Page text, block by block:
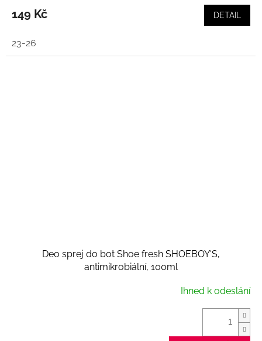
149 Kč DETAIL
23-26
Deo sprej do bot Shoe fresh SHOEBOY'S,
antimikrobiální, 100ml
Ihned k odeslání